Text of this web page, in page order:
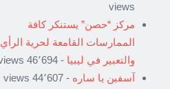
views
مركز “حصن” يستنكر كافة
الممارسات القامعة لحرية الرأي
والتعبير في ليبيا - 46٬694 views
آسفين يا ساره - 44٬607 views